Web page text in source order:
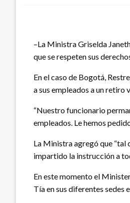
–La Ministra Griselda
que se respeten sus
En el caso de Bogotá,
a sus empleados a un retiro
“Nuestro funcionario
empleados. Le hemos
La Ministra agregó que “tal
impartido la instrucción a
En este momento el
Tía en sus diferentes sedes